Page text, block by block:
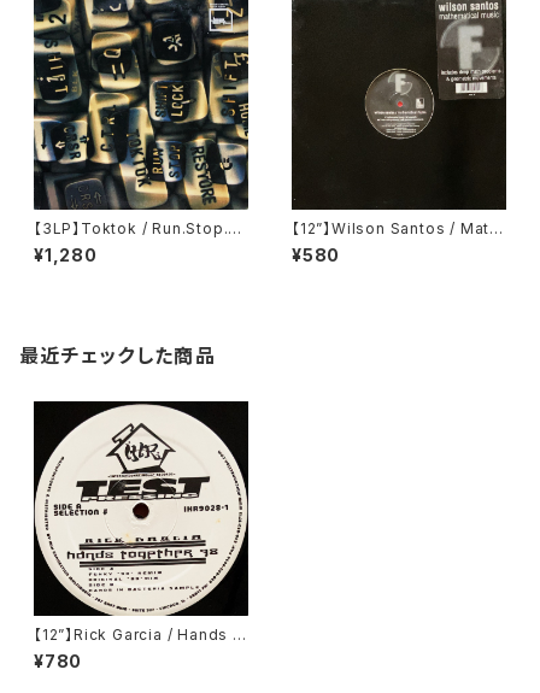
【3LP】Toktok / Run.Stop.R
estore (Bpitch Control) (BP
CTRL 010 LP)
¥1,280
【12”】Wilson Santos / Math
ematical Music (Fluential)
(fluent 29)
¥580
最近チェックした商品
【12”】Rick Garcia / Hands T
ogether 98 (International
House Records) (IHR 9028
¥780